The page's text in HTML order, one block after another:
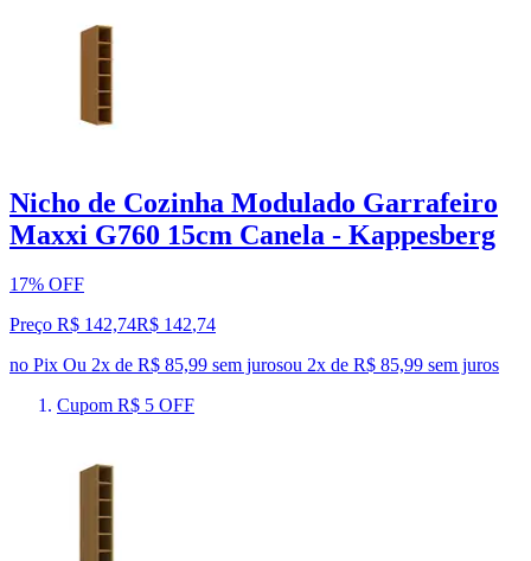
Nicho de Cozinha Modulado Garrafeiro
Maxxi G760 15cm Canela - Kappesberg
17% OFF
Preço R$ 142,74R$ 142,74
no Pix Ou 2x de R$ 85,99 sem jurosou 2x de R$ 85,99 sem juros
Cupom R$ 5 OFF